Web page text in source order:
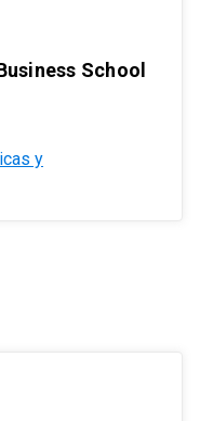
School
y